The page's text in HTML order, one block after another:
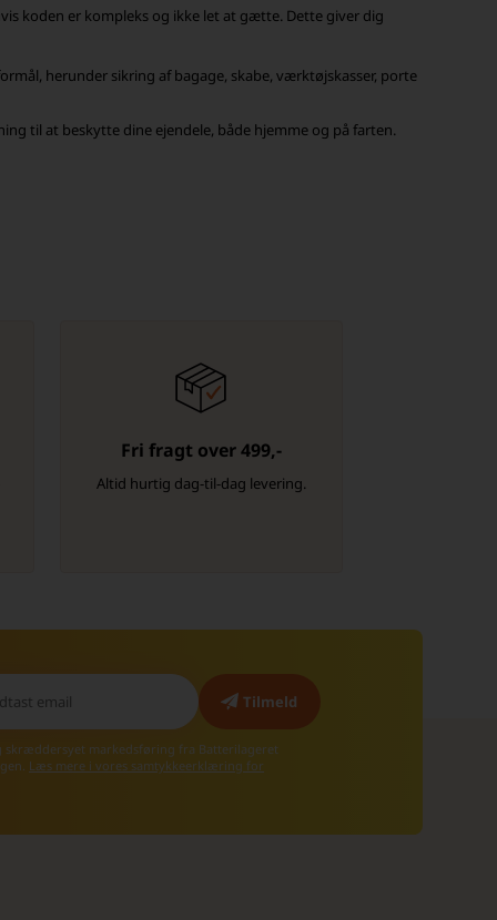
koden er kompleks og ikke let at gætte. Dette giver dig
herunder sikring af bagage, skabe, værktøjskasser, porte
til at beskytte dine ejendele, både hjemme og på farten.
Fri fragt over 499,-
Altid hurtig dag-til-dag levering.
skræddersyet markedsføring fra Batterilageret
Læs mere i vores samtykkeerklæring for